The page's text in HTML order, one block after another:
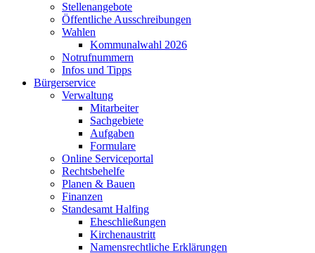
Stellenangebote
Öffentliche Ausschreibungen
Wahlen
Kommunalwahl 2026
Notrufnummern
Infos und Tipps
Bürgerservice
Verwaltung
Mitarbeiter
Sachgebiete
Aufgaben
Formulare
Online Serviceportal
Rechtsbehelfe
Planen & Bauen
Finanzen
Standesamt Halfing
Eheschließungen
Kirchenaustritt
Namensrechtliche Erklärungen